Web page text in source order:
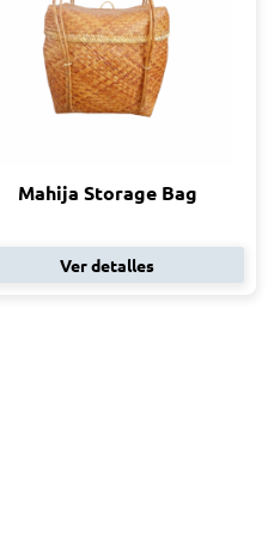
Mahija Storage Bag
Ver detalles